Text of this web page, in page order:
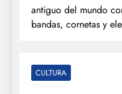
antiguo del mundo
bandas, cornetas y
CULTURA